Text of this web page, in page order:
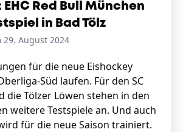
EHC Red Bull München
in Bad Tölz
August 2024
für die neue Eishockey
Süd laufen. Für den SC
die Tölzer Löwen stehen in den
weitere Testspiele an. Und auch
für die neue Saison trainiert.